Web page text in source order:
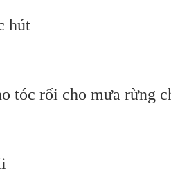
hút
tóc rối cho mưa rừng